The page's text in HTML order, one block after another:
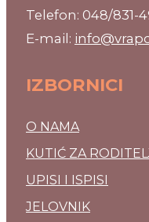
Telefon: 048/831-
E-mail:
IZBORNICI
O NAMA
KUTIĆ ZA
UPISI I ISPISI
JELOVNIK